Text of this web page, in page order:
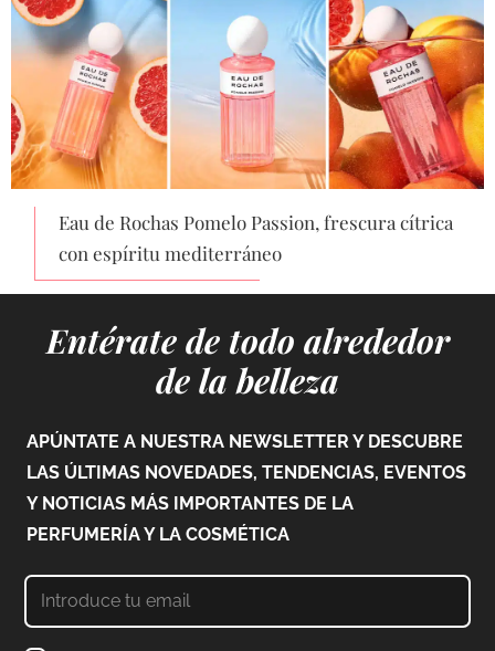
Eau de Rochas Pomelo Passion, frescura cítrica
con espíritu mediterráneo
Entérate de todo alrededor
de la belleza
APÚNTATE A NUESTRA NEWSLETTER Y DESCUBRE
LAS ÚLTIMAS NOVEDADES, TENDENCIAS, EVENTOS
Y NOTICIAS MÁS IMPORTANTES DE LA
PERFUMERÍA Y LA COSMÉTICA